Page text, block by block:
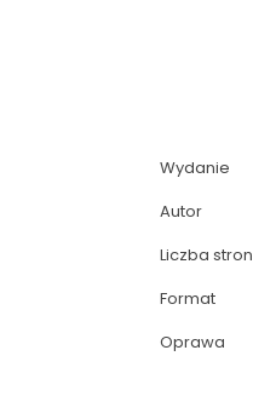
Wydanie
Autor
Liczba stron
Format
Oprawa